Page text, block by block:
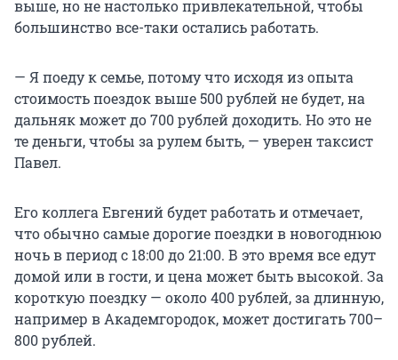
выше, но не настолько привлекательной, чтобы
большинство все-таки остались работать.
— Я поеду к семье, потому что исходя из опыта
стоимость поездок выше 500 рублей не будет, на
дальняк может до 700 рублей доходить. Но это не
те деньги, чтобы за рулем быть, — уверен таксист
Павел.
Его коллега Евгений будет работать и отмечает,
что обычно самые дорогие поездки в новогоднюю
ночь в период с 18:00 до 21:00. В это время все едут
домой или в гости, и цена может быть высокой. За
короткую поездку — около 400 рублей, за длинную,
например в Академгородок, может достигать 700–
800 рублей.